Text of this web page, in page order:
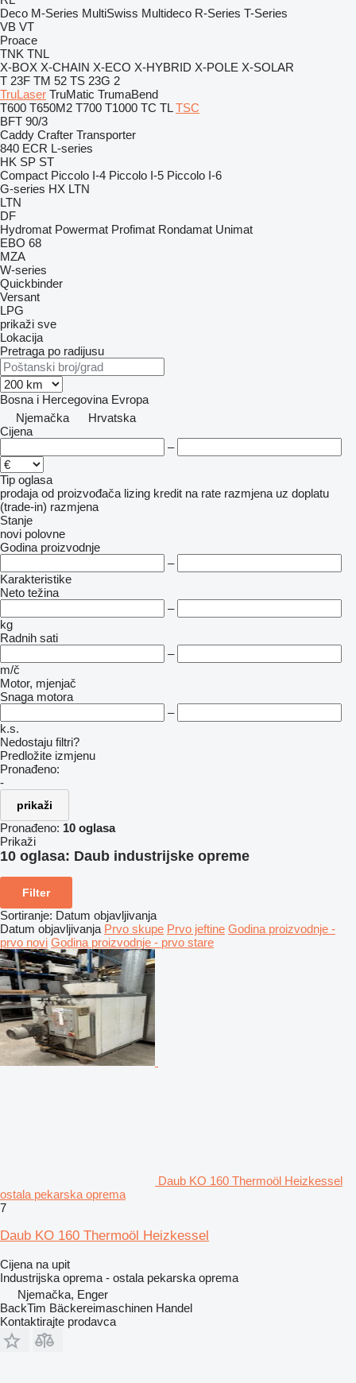
Deco M-Series MultiSwiss Multideco R-Series T-Series
VB VT
Proace
TNK TNL
X-BOX X-CHAIN X-ECO X-HYBRID X-POLE X-SOLAR
T 23F TM 52 TS 23G 2
TruLaser TruMatic TrumaBend
T600 T650M2 T700 T1000 TC TL TSC
BFT 90/3
Caddy Crafter Transporter
840 ECR L-series
HK SP ST
Compact Piccolo I-4 Piccolo I-5 Piccolo I-6
G-series HX LTN
LTN
DF
Hydromat Powermat Profimat Rondamat Unimat
EBO 68
MZA
W-series
Quickbinder
Versant
LPG
prikaži sve
Lokacija
Pretraga po radijusu
Bosna i Hercegovina Evropa
Njemačka
Hrvatska
Cijena
–
Tip oglasa
prodaja od proizvođača lizing kredit na rate razmjena uz doplatu
(trade-in) razmjena
Stanje
novi polovne
Godina proizvodnje
–
Karakteristike
Neto težina
–
kg
Radnih sati
–
m/č
Motor, mjenjač
Snaga motora
–
k.s.
Nedostaju filtri?
Predložite izmjenu
Pronađeno:
-
prikaži
Pronađeno: 10 oglasa
Prikaži
10 oglasa: Daub industrijske opreme
Filter
Sortiranje: Datum objavljivanja
Datum objavljivanja Prvo skupe Prvo jeftine Godina proizvodnje -
prvo novi Godina proizvodnje - prvo stare
Daub KO 160 Thermoöl Heizkessel
ostala pekarska oprema
7
Daub KO 160 Thermoöl Heizkessel
Cijena na upit
Industrijska oprema - ostala pekarska oprema
Njemačka, Enger
BackTim Bäckereimaschinen Handel
Kontaktirajte prodavca